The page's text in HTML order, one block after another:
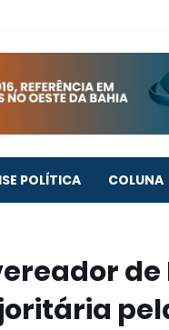
POLÍTICA COLUNA